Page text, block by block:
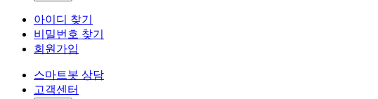
아이디 찾기
비밀번호 찾기
회원가입
스마트봇 상담
고객센터